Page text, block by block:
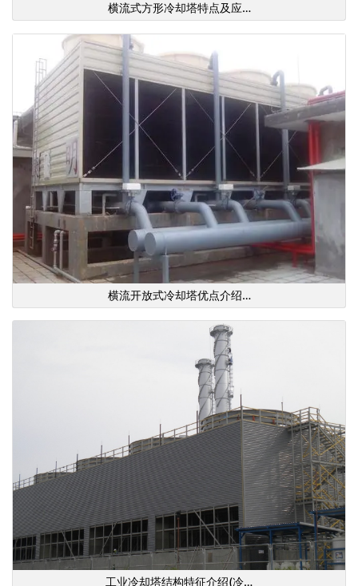
横流式方形冷却塔特点及应…
横流开放式冷却塔优点介绍…
工业冷却塔结构特征介绍(冷…